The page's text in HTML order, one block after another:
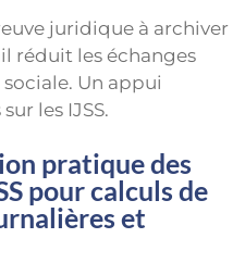
juridique à archiver
réduit les échanges
Un appui
les IJSS.
pratique des
pour calculs de
et